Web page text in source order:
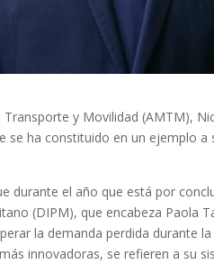
y Movilidad (AMTM),
se ha constituido en un ejemplo a
durante el año que está por
(DIPM), que encabeza Paola
la demanda perdida durante
innovadoras, se refieren a su